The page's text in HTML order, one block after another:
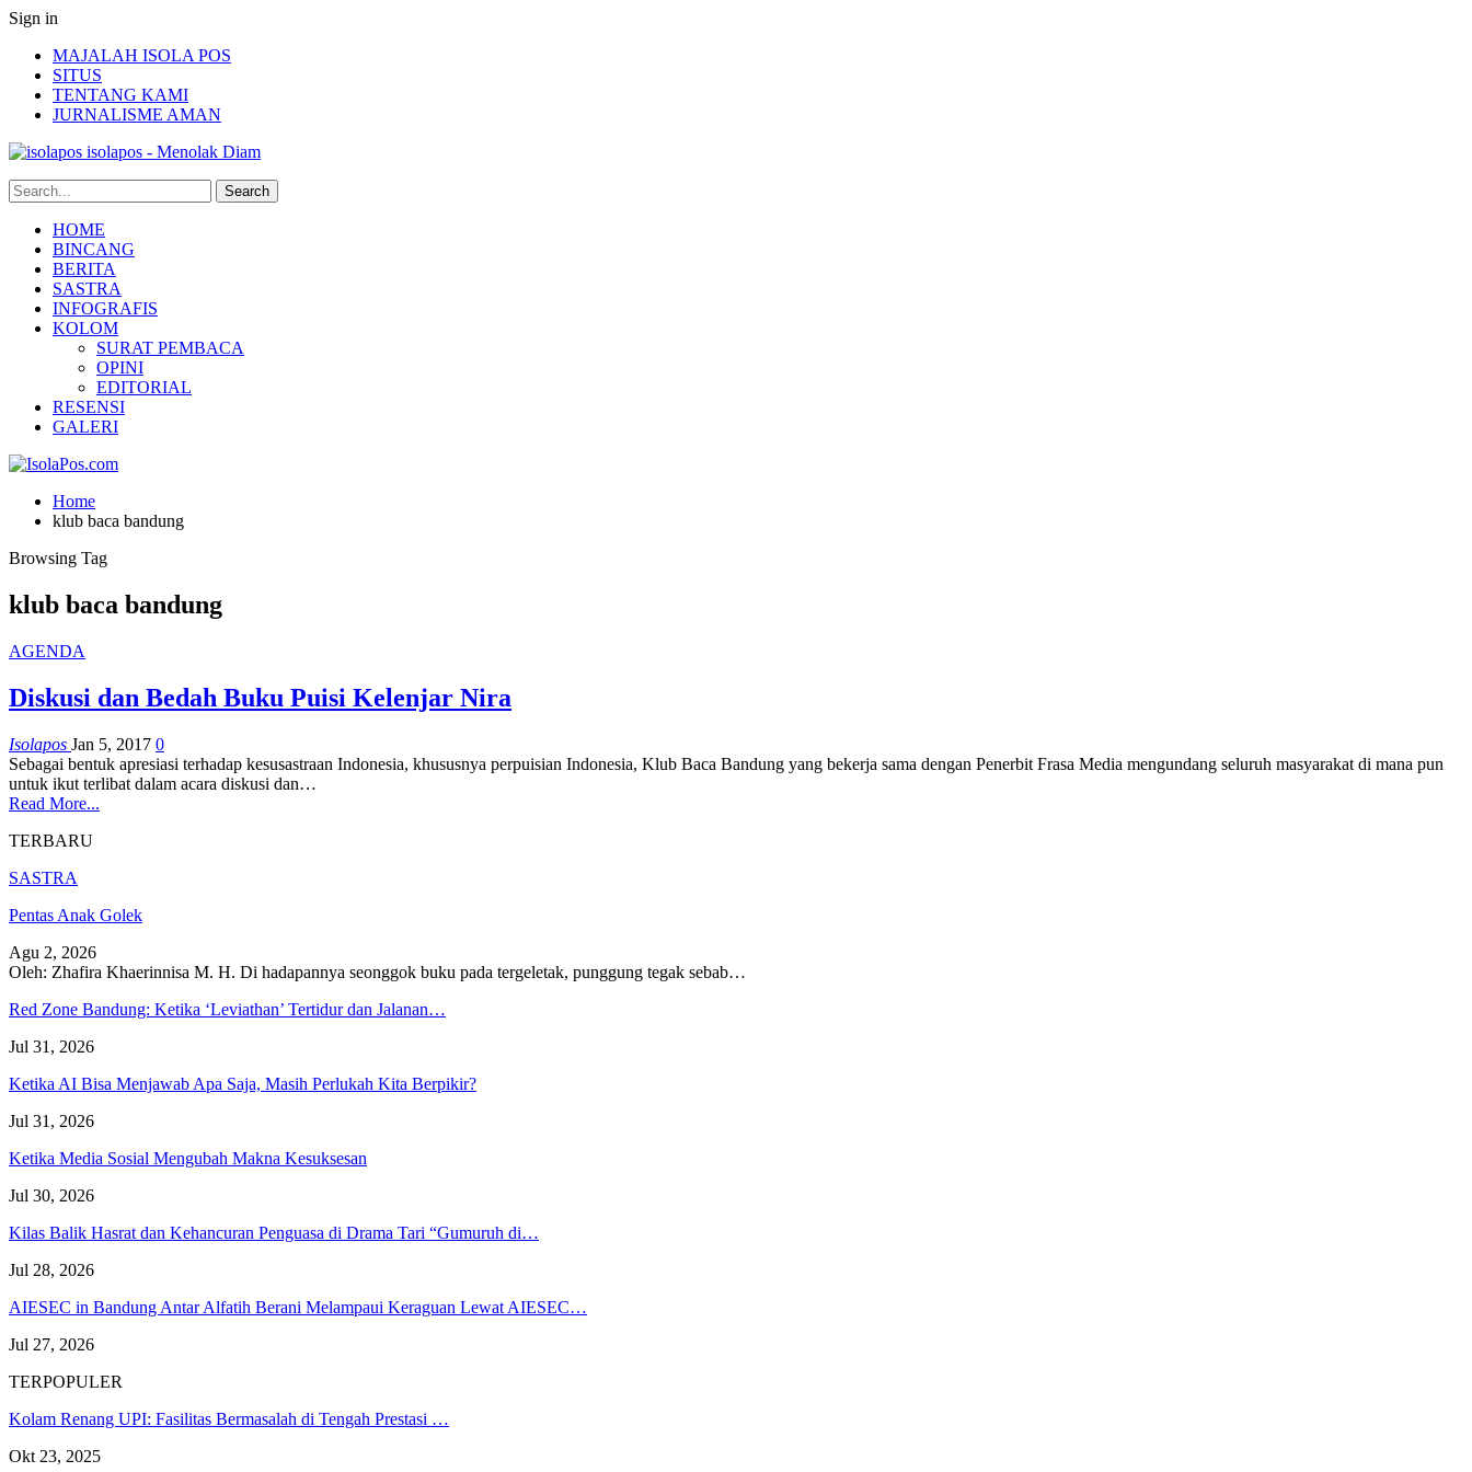
Sign in
MAJALAH ISOLA POS
SITUS
TENTANG KAMI
JURNALISME AMAN
isolapos - Menolak Diam
HOME
BINCANG
BERITA
SASTRA
INFOGRAFIS
KOLOM
SURAT PEMBACA
OPINI
EDITORIAL
RESENSI
GALERI
Home
klub baca bandung
Browsing Tag
klub baca bandung
AGENDA
Diskusi dan Bedah Buku Puisi Kelenjar Nira
Isolapos Jan 5, 2017 0
Sebagai bentuk apresiasi terhadap kesusastraan Indonesia, khususnya perpuisian Indonesia, Klub Baca Bandung yang bekerja sama dengan Penerbit Frasa Media mengundang seluruh masyarakat di mana pun
untuk ikut terlibat dalam acara diskusi dan…
Read More...
TERBARU
SASTRA
Pentas Anak Golek
Agu 2, 2026
Oleh: Zhafira Khaerinnisa M. H. Di hadapannya seonggok buku pada tergeletak, punggung tegak sebab…
Red Zone Bandung: Ketika ‘Leviathan’ Tertidur dan Jalanan…
Jul 31, 2026
Ketika AI Bisa Menjawab Apa Saja, Masih Perlukah Kita Berpikir?
Jul 31, 2026
Ketika Media Sosial Mengubah Makna Kesuksesan
Jul 30, 2026
Kilas Balik Hasrat dan Kehancuran Penguasa di Drama Tari “Gumuruh di…
Jul 28, 2026
AIESEC in Bandung Antar Alfatih Berani Melampaui Keraguan Lewat AIESEC…
Jul 27, 2026
TERPOPULER
Kolam Renang UPI: Fasilitas Bermasalah di Tengah Prestasi …
Okt 23, 2025